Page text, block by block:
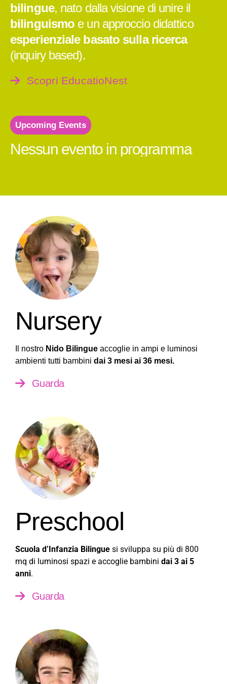
bilingue, nato dalla visione di unire il
bilinguismo e un approccio didattico
esperienziale basato sulla ricerca
(inquiry based).
Scopri EducatioNest
Upcoming Events
Nessun evento in programma
Nursery
Il nostro Nido Bilingue accoglie in ampi e luminosi
ambienti tutti bambini dai 3 mesi ai 36 mesi.
Guarda
Preschool
Scuola d’Infanzia Bilingue si sviluppa su più di 800
mq di luminosi spazi e accoglie bambini dai 3 ai 5
anni.
Guarda